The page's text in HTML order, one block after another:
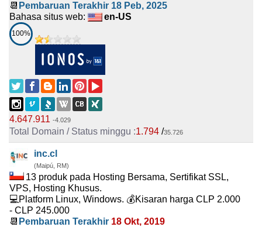
📆 Pembaruan Terakhir 18 Peb, 2025
Bahasa situs web:
en-US
100%
4.647.911 -4.029
1.794 /35.726
inc.cl
(Maipú, RM)
13 produk pada Hosting Bersama, Sertifikat SSL,
VPS, Hosting Khusus.
💻Platform Linux, Windows. 💰Kisaran harga CLP 2.000
- CLP 245.000
📆 Pembaruan Terakhir 18 Okt, 2019